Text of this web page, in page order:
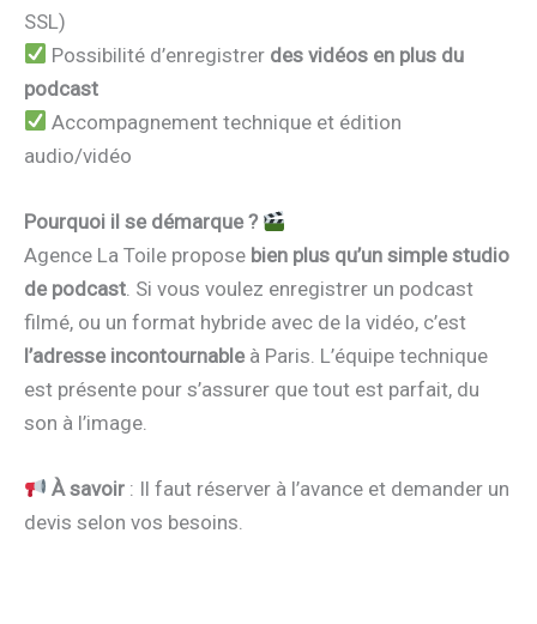
SSL)
Possibilité d’enregistrer des vidéos en plus du
podcast
Accompagnement technique et édition
audio/vidéo
Pourquoi il se démarque ?
Agence La Toile propose bien plus qu’un simple studio
de podcast . Si vous voulez enregistrer un podcast
filmé, ou un format hybride avec de la vidéo, c’est
l’adresse incontournableà Paris. L’équipe technique
est présente pour s’assurer que tout est parfait, du
son à l’image.
À savoir : Il faut réserver à l’avance et demander un
devis selon vos besoins.